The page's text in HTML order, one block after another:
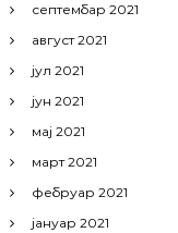
септембар 2021
август 2021
јул 2021
јун 2021
мај 2021
март 2021
фебруар 2021
јануар 2021